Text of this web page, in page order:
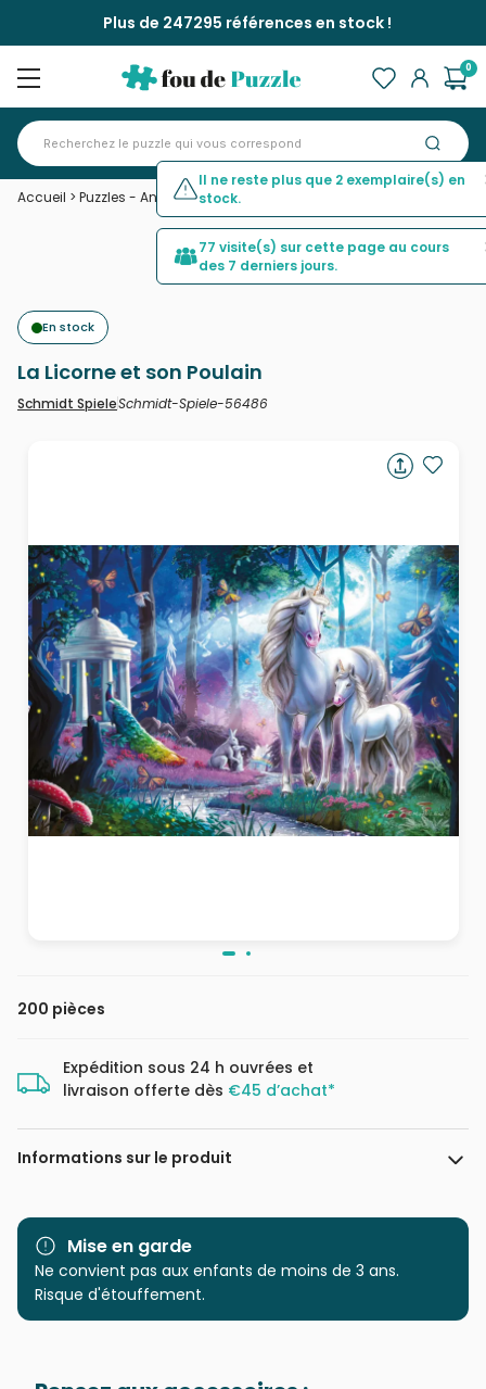
Plus de 247295 références en stock !
0
Accueil > Puzzles - Animaux fantastiques
En stock
La Licorne et son Poulain
Schmidt SpieleSchmidt-Spiele-56486
200 pièces
Expédition sous 24 h ouvrées et
livraison offerte dès €45 d’achat*
Informations sur le produit
Marque Schmidt Spiele
Catégorie
Puzzles - Animaux
Mise en garde
Ne convient pas aux enfants de moins de 3 ans.
Risque d'étouffement.
Il ne reste plus que 2 exemplaire(s) en
stock.
77 visite(s) sur cette page au cours
des 7 derniers jours.